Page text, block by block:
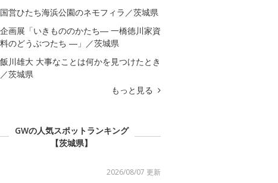
国営ひたち海浜公園のネモフィラ／茨城県
企画展「いきもののかたち― 一橋徳川家資
料のどうぶつたち ―」／茨城県
飯川雄大 大事なことは何かを見つけたとき
／茨城県
もっと見る
GWの人気スポットランキング
【茨城県】
2026/08/07 更新